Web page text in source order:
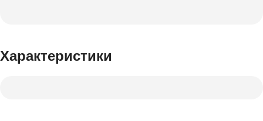
Характеристики